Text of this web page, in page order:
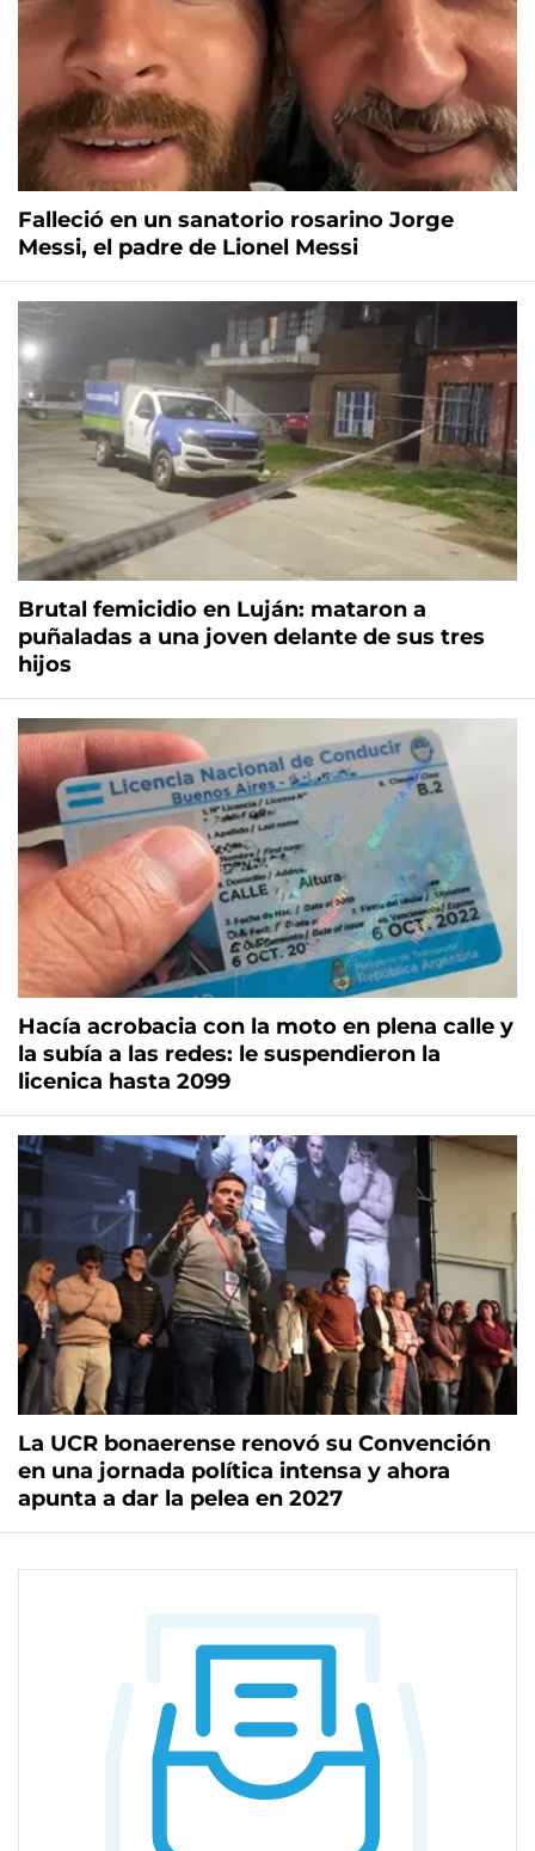
Falleció en un sanatorio rosarino Jorge
Messi, el padre de Lionel Messi
Brutal femicidio en Luján: mataron a
puñaladas a una joven delante de sus tres
hijos
Hacía acrobacia con la moto en plena calle y
la subía a las redes: le suspendieron la
licenica hasta 2099
La UCR bonaerense renovó su Convención
en una jornada política intensa y ahora
apunta a dar la pelea en 2027